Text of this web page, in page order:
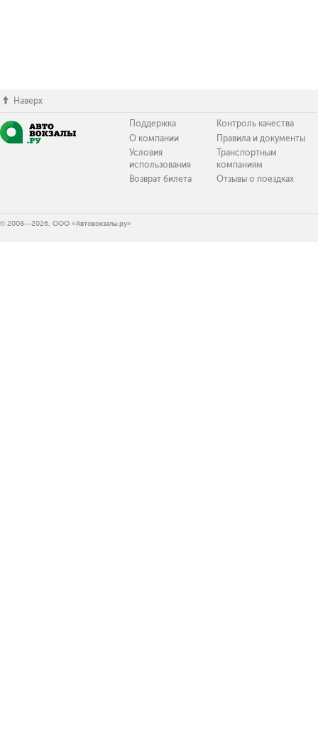
Наверх
Поддержка
О компании
Условия
использования
Возврат билета
Контроль качества
Правила и документы
Транспортным
компаниям
Отзывы о поездках
© 2008—2026, ООО «Автовокзалы.ру»